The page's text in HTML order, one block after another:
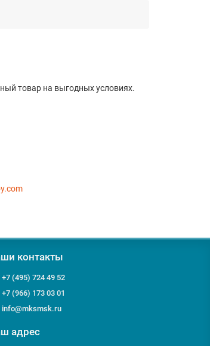
товар на выгодных условиях.
контакты
+7 (495) 724 49 52
+7 (966) 173 03 01
info@mksmsk.ru
адрес